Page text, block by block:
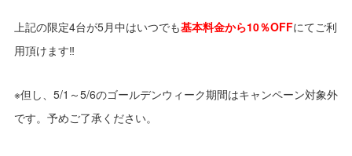
上記の限定4台が5月中はいつでも基本料金から10％OFFにてご利
用頂けます‼
※但し、5/1～5/6のゴールデンウィーク期間はキャンペーン対象外
です。予めご了承ください。